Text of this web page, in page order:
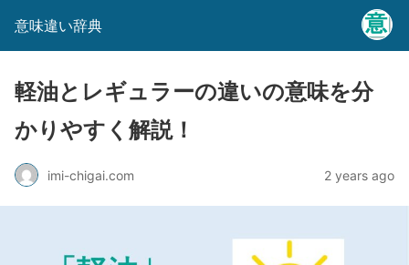
意味違い辞典
軽油とレギュラーの違いの意味を分
かりやすく解説！
imi-chigai.com 2 years ago